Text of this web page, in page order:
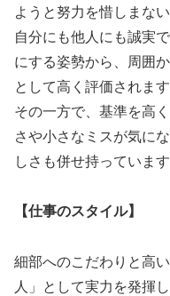
ようと努力を惜しまない
自分にも他人にも誠実
にする姿勢から、周囲
として高く評価されます
その一方で、基準を高
さや小さなミスが気に
しさも併せ持っています
【仕事のスタイル】
細部へのこだわりと高
人」として実力を発揮し